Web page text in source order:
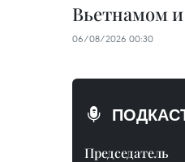
Вьетнамом
06/08/2026 00:30
Председатель